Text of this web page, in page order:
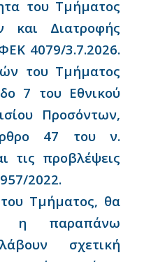
του Τμήματος
και Διατροφής
4079/3.7.2026.
του Τμήματος
7 του Εθνικού
Προσόντων,
47 του ν.
τις προβλέψεις
2022.
Τμήματος, θα
η παραπάνω
σχετική